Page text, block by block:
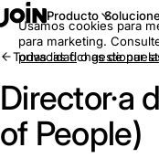
Producto
Todas las fichas de
Director·a
of People)
Usamos cookies para
para marketing.
privacidadogestionar